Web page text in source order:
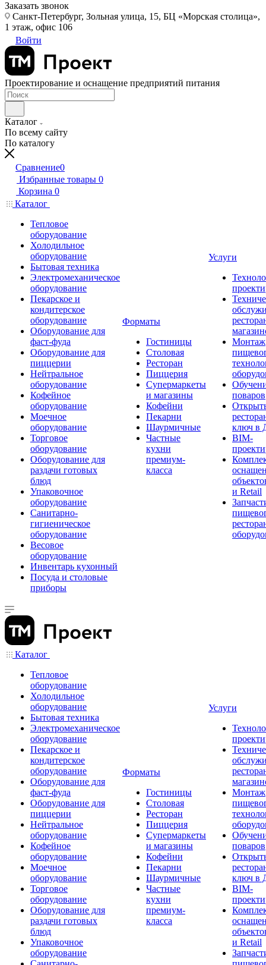
Заказать звонок
Санкт-Петербург, Зольная улица, 15, БЦ «Морская столица»,
1 этаж, офис 106
Войти
Проектирование и оснащение предприятий питания
Каталог
По всему сайту
По каталогу
Сравнение0
Избранные товары 0
Корзина 0
Каталог
Тепловое
оборудование
Холодильное
оборудование
Бытовая техника
Электромеханическое
оборудование
Пекарское и
кондитерское
оборудование
Оборудование для
фаст-фуда
Оборудование для
пиццерии
Нейтральное
оборудование
Кофейное
оборудование
Моечное
оборудование
Торговое
оборудование
Оборудование для
раздачи готовых
блюд
Упаковочное
оборудование
Санитарно-
гигиеническое
оборудование
Весовое
оборудование
Инвентарь кухонный
Посуда и столовые
приборы
Форматы
Гостиницы
Столовая
Ресторан
Пиццерия
Супермаркеты
и магазины
Кофейни
Пекарни
Шаурмичные
Частные
кухни
премиум-
класса
Услуги
Монтаж
поваров
ключ в
BIM-
и Retail
Каталог
Тепловое
оборудование
Холодильное
оборудование
Бытовая техника
Электромеханическое
оборудование
Пекарское и
кондитерское
оборудование
Оборудование для
фаст-фуда
Оборудование для
пиццерии
Нейтральное
оборудование
Кофейное
оборудование
Моечное
оборудование
Торговое
оборудование
Оборудование для
раздачи готовых
блюд
Упаковочное
оборудование
Форматы
Гостиницы
Столовая
Ресторан
Пиццерия
Супермаркеты
и магазины
Кофейни
Пекарни
Шаурмичные
Частные
кухни
премиум-
класса
Услуги
Монтаж
поваров
ключ в
BIM-
и Retail